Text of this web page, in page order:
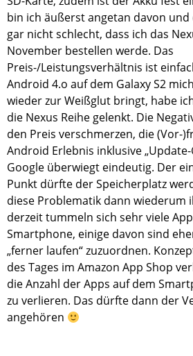
bin ich äußerst angetan davon und
gar nicht schlecht, dass ich das
November bestellen werde. Das
Preis-/Leistungsverhältnis ist
Android 4.o auf dem Galaxy S2
wieder zur Weißglut bringt, habe
die Nexus Reihe gelenkt. Die
den Preis verschmerzen, die (Vor-
Android Erlebnis inklusive
Google überwiegt eindeutig. Der
Punkt dürfte der Speicherplatz
diese Problematik dann wiederum
derzeit tummeln sich sehr viele
Smartphone, einige davon sind
„ferner laufen“ zuzuordnen.
des Tages im Amazon App Shop
die Anzahl der Apps auf dem
zu verlieren. Das dürfte dann der
angehören